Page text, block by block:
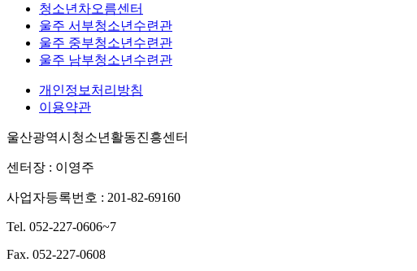
청소년차오름센터
울주 서부청소년수련관
울주 중부청소년수련관
울주 남부청소년수련관
개인정보처리방침
이용약관
울산광역시청소년활동진흥센터
센터장 : 이영주
사업자등록번호 : 201-82-69160
Tel. 052-227-0606~7
Fax. 052-227-0608